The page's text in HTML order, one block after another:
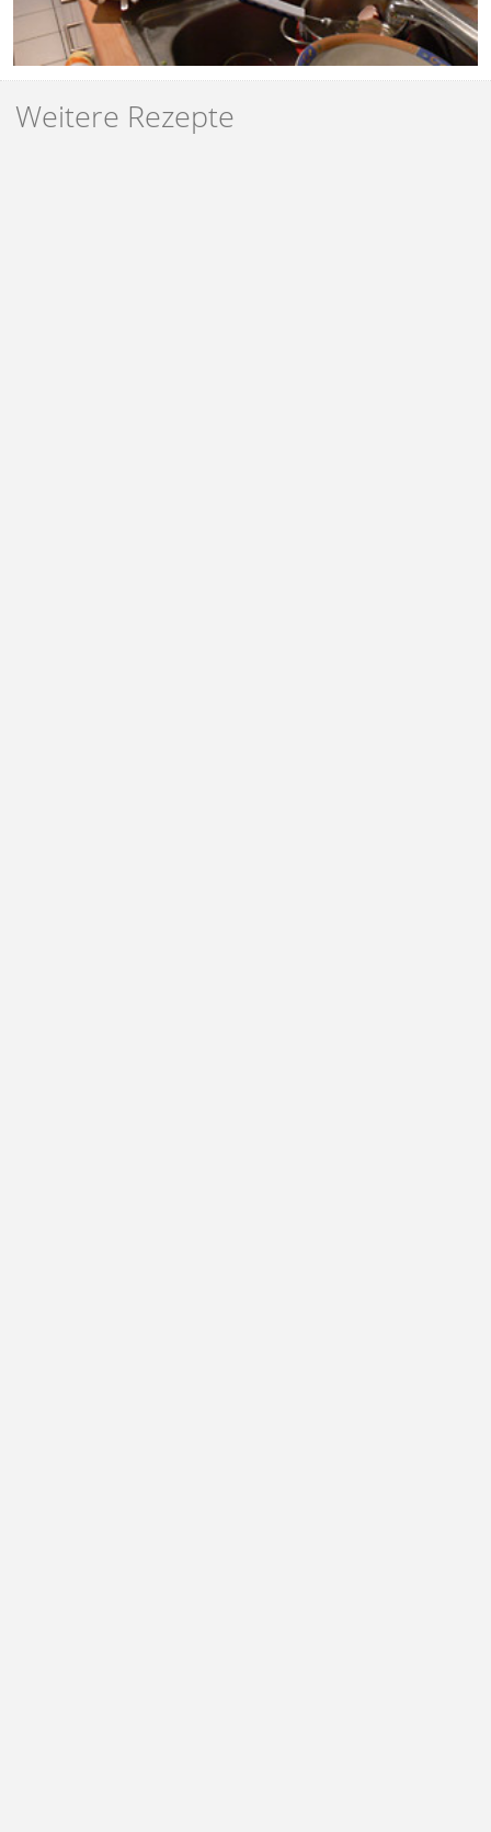
Weitere Rezepte